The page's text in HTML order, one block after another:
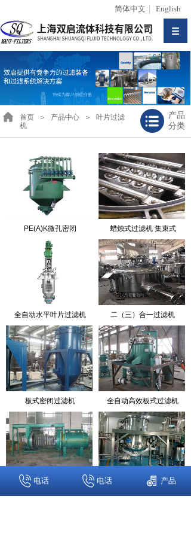
简体中文 English
产品
分类
首页 ＞ 产品中心 ＞
叶片过滤
机
PE(A)K微孔密闭 蜡烛式过滤机 集束式
全自动水平叶片过滤机 二（三）合一过滤机
板式密闭过滤机 全自动高效板式过滤机
板式密闭过滤机 PE(A)H精密微孔
电话 电话 产品